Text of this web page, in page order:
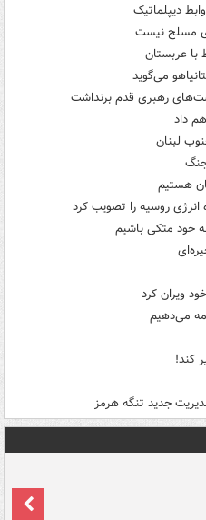
دیپلماتیک
مسلح نیست
با عربستان
می‌گوید
رهبری قدم برنداشت
داد
لبنان
هستیم
روسیه را تصویب کرد
خود متکی باشیم
ویران کرد
می‌دهیم
کند!
جدید تنگه هرمز